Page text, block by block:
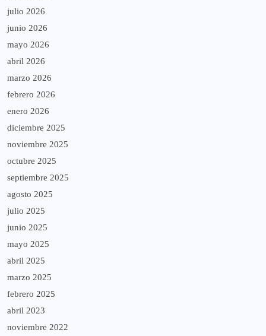
julio 2026
junio 2026
mayo 2026
abril 2026
marzo 2026
febrero 2026
enero 2026
diciembre 2025
noviembre 2025
octubre 2025
septiembre 2025
agosto 2025
julio 2025
junio 2025
mayo 2025
abril 2025
marzo 2025
febrero 2025
abril 2023
noviembre 2022